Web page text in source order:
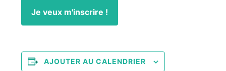
Je veux m'inscrire !
AJOUTER AU CALENDRIER